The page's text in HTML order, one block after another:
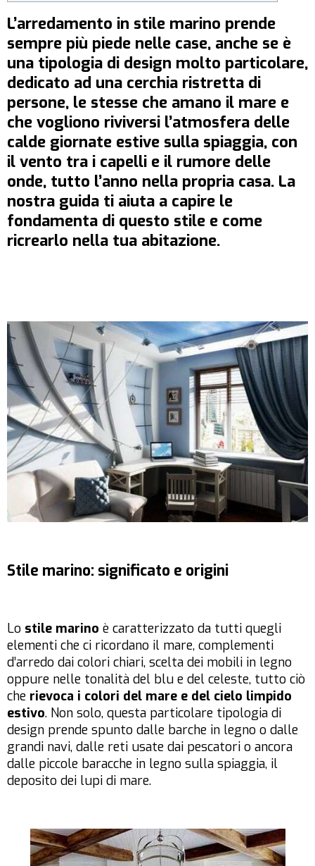
L’arredamento in stile marino prende
sempre più piede nelle case, anche se è
una tipologia di design molto particolare,
dedicato ad una cerchia ristretta di
persone, le stesse che amano il mare e
che vogliono riviversi l’atmosfera delle
calde giornate estive sulla spiaggia, con
il vento tra i capelli e il rumore delle
onde, tutto l’anno nella propria casa. La
nostra guida ti aiuta a capire le
fondamenta di questo stile e come
ricrearlo nella tua abitazione.
Stile marino: significato e origini
Lo stile marino è caratterizzato da tutti quegli
elementi che ci ricordano il mare, complementi
d’arredo dai colori chiari, scelta dei mobili in legno
oppure nelle tonalità del blu e del celeste, tutto ciò
che rievoca i colori del mare e del cielo limpido
estivo. Non solo, questa particolare tipologia di
design prende spunto dalle barche in legno o dalle
grandi navi, dalle reti usate dai pescatori o ancora
dalle piccole baracche in legno sulla spiaggia, il
deposito dei lupi di mare.